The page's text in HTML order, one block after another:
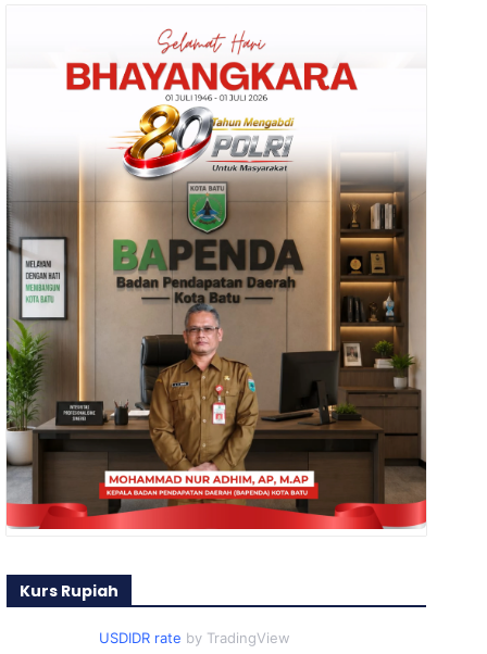
Kurs Rupiah
USDIDR rate by TradingView